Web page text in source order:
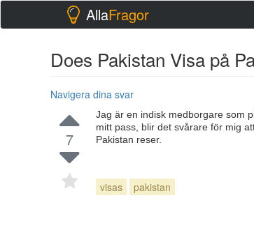
AllaFragor
Does Pakistan Visa på
Navigera dina svar
7
Jag är en indisk medborgare som
mitt pass, blir det svårare för mig
Pakistan reser.
visas pakistan